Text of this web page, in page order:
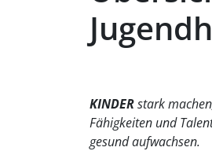
KINDERstark
Fähigkeiten und
gesund aufwachsen.